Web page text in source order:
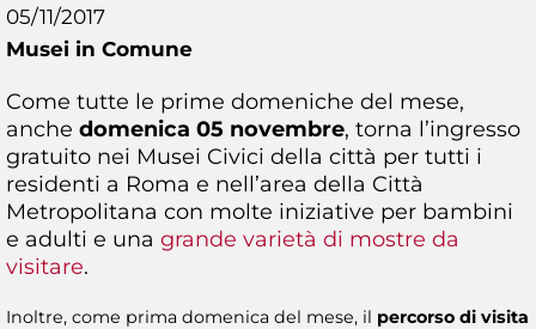
05/11/2017
Musei in Comune
Come tutte le prime domeniche del mese,
anche domenica 05 novembre, torna l’ingresso
gratuito nei Musei Civici della città per tutti i
residenti a Roma e nell’area della Città
Metropolitana con molte iniziative per bambini
e adulti e una grande varietà di mostre da
visitare.
Inoltre, come prima domenica del mese, il percorso di visita